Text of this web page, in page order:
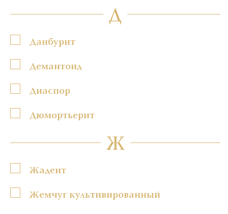
Д
Данбурит
Демантоид
Диаспор
Дюмортьерит
Ж
Жадеит
Жемчуг культивированный